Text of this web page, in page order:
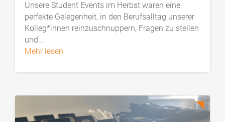
Unsere Student Events im Herbst waren eine
perfekte Gelegenheit, in den Berufsalltag unserer
Kolleg*innen reinzuschnuppern, Fragen zu stellen
und...
mehr lesen